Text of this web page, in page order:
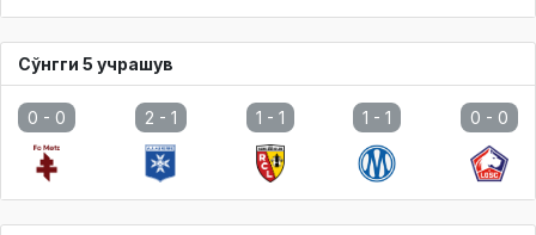
Сўнгги 5 учрашув
0 - 0 2 - 1 1 - 1 1 -1 0 - 0